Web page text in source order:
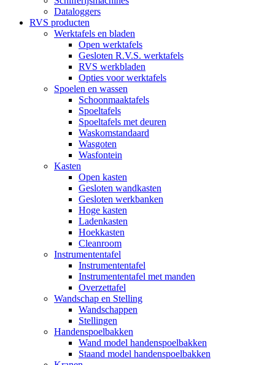
Dataloggers
RVS producten
Werktafels en bladen
Open werktafels
Gesloten R.V.S. werktafels
RVS werkbladen
Opties voor werktafels
Spoelen en wassen
Schoonmaaktafels
Spoeltafels
Spoeltafels met deuren
Waskomstandaard
Wasgoten
Wasfontein
Kasten
Open kasten
Gesloten wandkasten
Gesloten werkbanken
Hoge kasten
Ladenkasten
Hoekkasten
Cleanroom
Instrumententafel
Instrumententafel
Instrumententafel met manden
Overzettafel
Wandschap en Stelling
Wandschappen
Stellingen
Handenspoelbakken
Wand model handenspoelbakken
Staand model handenspoelbakken